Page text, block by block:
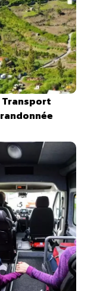
Transport
randonnée